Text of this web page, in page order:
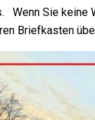
Wenn Sie keine
Briefkasten